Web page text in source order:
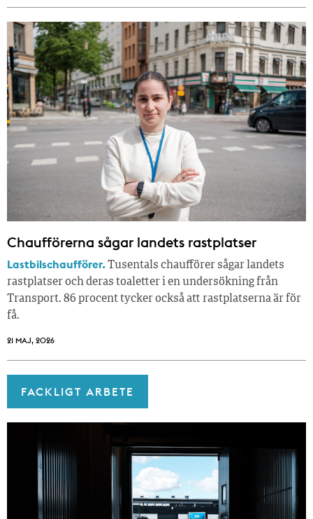
Chaufförerna sågar landets rastplatser
Lastbilschaufförer.Tusentals chaufförer sågar landets
rastplatser och deras toaletter i en undersökning från
Transport. 86 procent tycker också att rastplatserna är för
få.
21 MAJ, 2026
FACKLIGT ARBETE